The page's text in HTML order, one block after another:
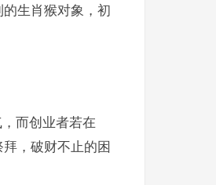
生肖猴对象，初
而创业者若在
，破财不止的困